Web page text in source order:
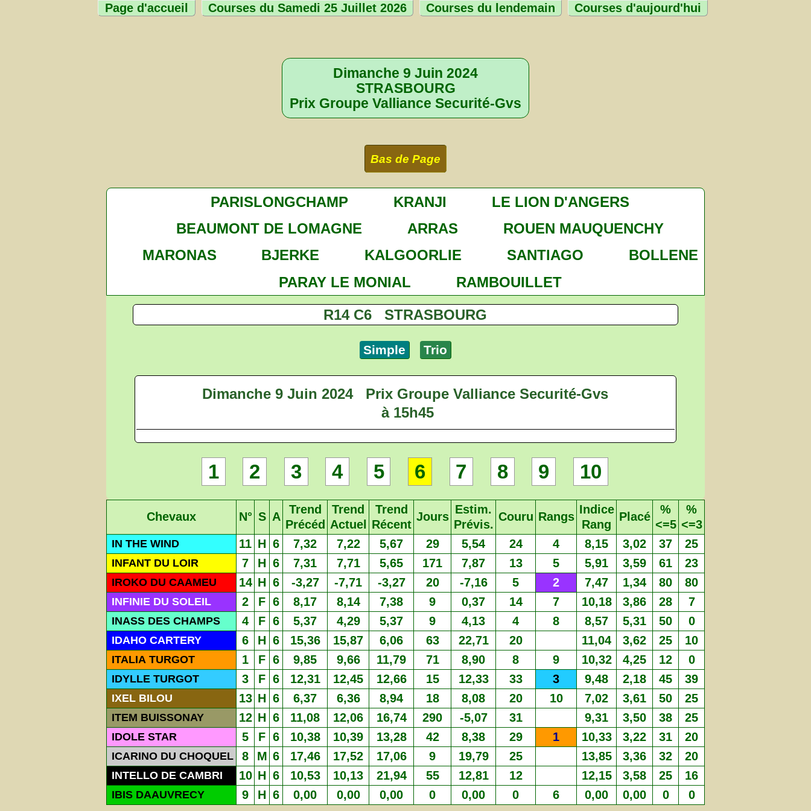
Page d'accueil Courses du Samedi 25 Juillet 2026 Courses du lendemain Courses d'aujourd'hui
Dimanche 9 Juin 2024
STRASBOURG
Prix Groupe Valliance Securité-Gvs
Bas de Page
PARISLONGCHAMP KRANJI
LE LION D'ANGERS
BEAUMONT DE LOMAGNE
ARRAS
ROUEN MAUQUENCHY
MARONAS
BJERKE KALGOORLIE SANTIAGO
BOLLENE
PARAY LE MONIAL
RAMBOUILLET
R14 C6 STRASBOURG
Simple Trio
Dimanche 9 Juin 2024
Prix Groupe Valliance Securité-Gvs
à 15h45
1 2 3 4 5 6 7 8 9 10
Chevaux N° S A
Trend
Précéd
Trend
Actuel
Trend
Récent
Jours
Estim.
Prévis.
Couru Rangs
Indice
Rang
Placé
%
<=5
%
<=3
IN THE WIND 11 H 6 7,32 7,22 5,67 29 5,54 24 4 8,15 3,02 37 25
INFANT DU LOIR 7 H 6 7,31 7,71 5,65 171 7,87 13 5 5,91 3,59 61 23
IROKO DU CAAMEU 14 H 6 -3,27 -7,71 -3,27 20 -7,16 5 2 7,47 1,34 80 80
INFINIE DU SOLEIL 2 F 6 8,17 8,14 7,38 9 0,37 14 7 10,18 3,86 28 7
INASS DES CHAMPS 4 F 6 5,37 4,29 5,37 9 4,13 4 8 8,57 5,31 50 0
IDAHO CARTERY 6 H 6 15,36 15,87 6,06 63 22,71 20 11,04 3,62 25 10
ITALIA TURGOT 1 F 6 9,85 9,66 11,79 71 8,90 8 9 10,32 4,25 12 0
IDYLLE TURGOT 3 F 6 12,31 12,45 12,66 15 12,33 33 3 9,48 2,18 45 39
IXEL BILOU 13 H 6 6,37 6,36 8,94 18 8,08 20 10 7,02 3,61 50 25
ITEM BUISSONAY 12 H 6 11,08 12,06 16,74 290 -5,07 31 9,31 3,50 38 25
IDOLE STAR 5 F 6 10,38 10,39 13,28 42 8,38 29 1 10,33 3,22 31 20
ICARINO DU CHOQUEL 8 M 6 17,46 17,52 17,06 9 19,79 25 13,85 3,36 32 20
INTELLO DE CAMBRI 10 H 6 10,53 10,13 21,94 55 12,81 12 12,15 3,58 25 16
IBIS DAAUVRECY 9 H 6 0,00 0,00 0,00 0 0,00 0 6 0,00 0,00 0 0